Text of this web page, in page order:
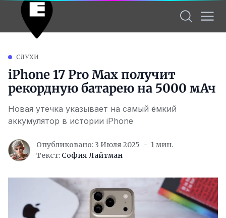
СЛУХИ
iPhone 17 Pro Max получит
рекордную батарею на 5000 мАч
Новая утечка указывает на самый ёмкий
аккумулятор в истории iPhone
Опубликовано: 3 Июля 2025
1 мин.
Текст: София Лайтман